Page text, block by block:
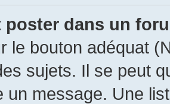
poster dans un
le bouton adéquat
sujets. Il se peut
un message. Une